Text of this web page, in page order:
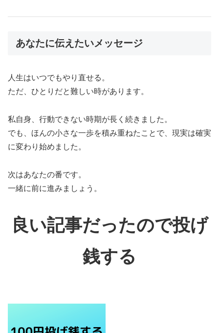
あなたに伝えたいメッセージ
人生はいつでもやり直せる。
ただ、ひとりだと難しい時があります。
私自身、行動できない時期が長く続きました。
でも、ほんの小さな一歩を積み重ねたことで、現実は確実
に変わり始めました。
次はあなたの番です。
一緒に前に進みましょう。
良い記事だったので投げ
銭する